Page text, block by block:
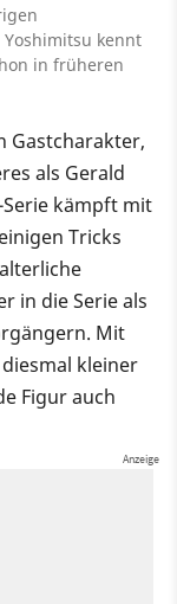
kennt
in früheren
Gastcharakter,
als Gerald
Serie kämpft mit
Tricks
in die Serie als
Mit
kleiner
Figur auch